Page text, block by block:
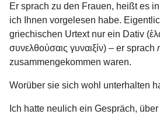
Er sprach zu den Frauen, heißt es
ich Ihnen vorgelesen habe.
griechischen Urtext nur ein Dativ
συνελθούσαις γυναιξίν) – er sprach
zusammengekommen waren.
Worüber sie sich wohl unterhalten
Ich hatte neulich ein Gespräch,